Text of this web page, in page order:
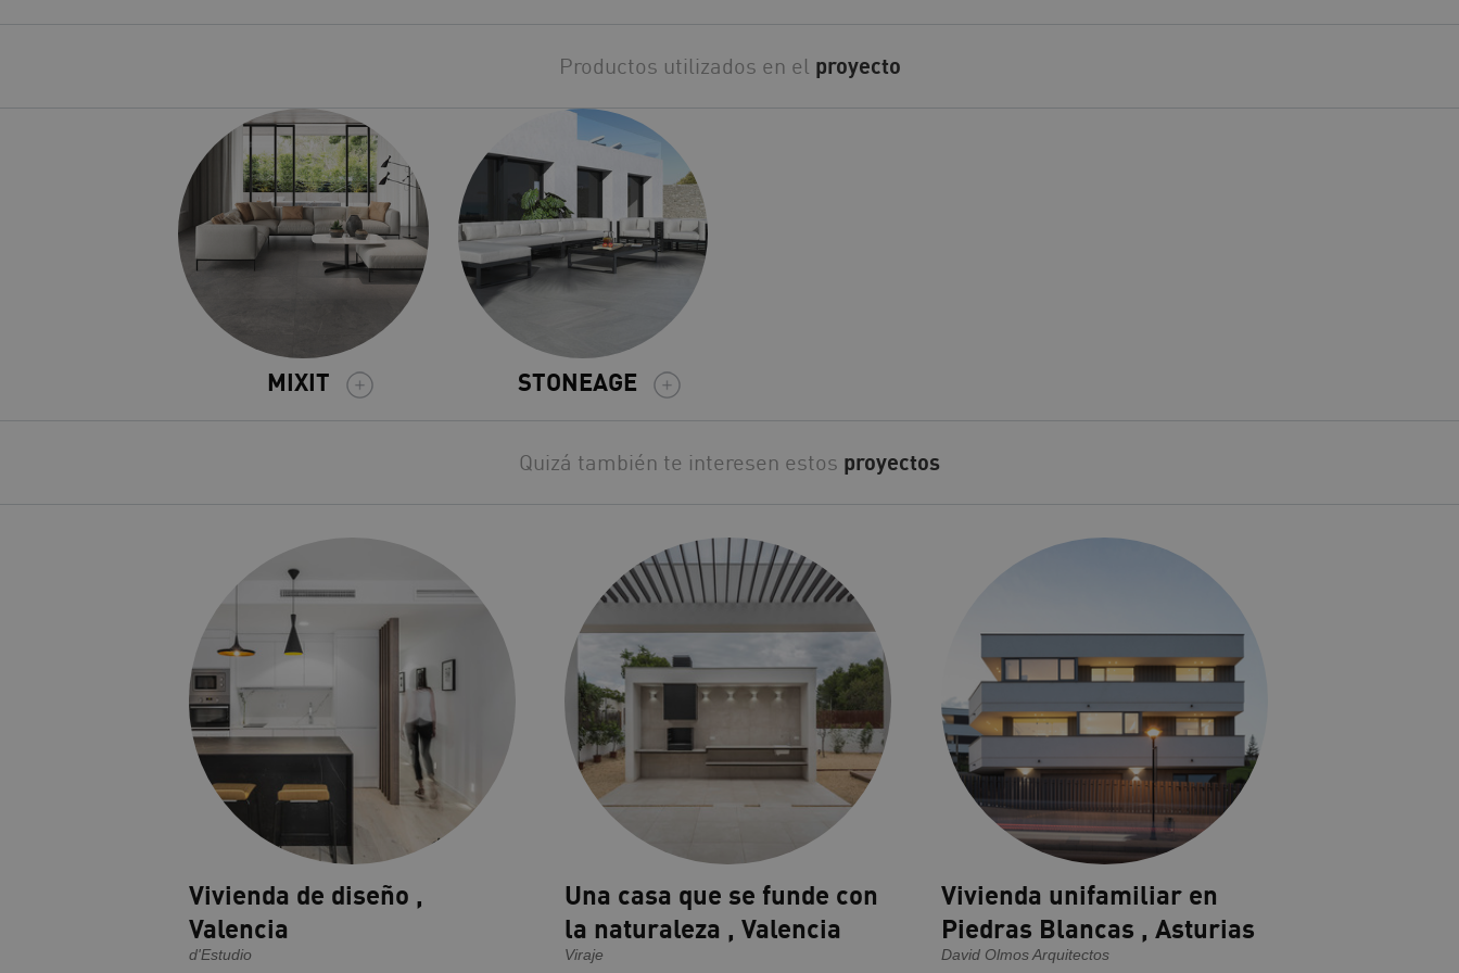
Productos utilizados en el proyecto
MIXIT STONEAGE
Quizá también te interesen estos proyectos
Vivienda de diseño ,
Valencia
d'Estudio
Una casa que se funde con
la naturaleza , Valencia
Viraje
Vivienda unifamiliar en
Piedras Blancas , Asturias
David Olmos Arquitectos